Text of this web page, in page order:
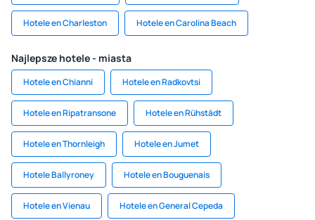
Hotele en Charleston Hotele en Carolina Beach
Najlepsze hotele - miasta
Hotele en Chianni Hotele en Radkovtsi
Hotele en Ripatransone Hotele en Rühstädt
Hotele en Thornleigh Hotele en Jumet
Hotele Ballyroney Hotele en Bouguenais
Hotele en Vienau Hotele en General Cepeda